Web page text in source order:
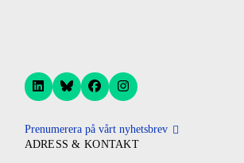
Prenumerera på vårt nyhetsbrev
ADRESS & KONTAKT